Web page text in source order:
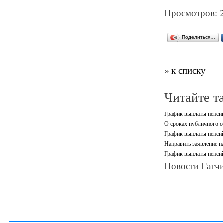
Просмотров:
Поделиться…
» к списку
Читайте
График выплаты
О сроках публичного
График выплаты
Направить заявление
График выплаты
Новости